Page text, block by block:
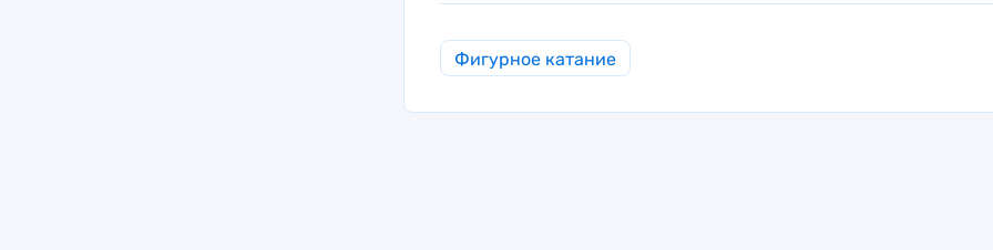
Фигурное катание